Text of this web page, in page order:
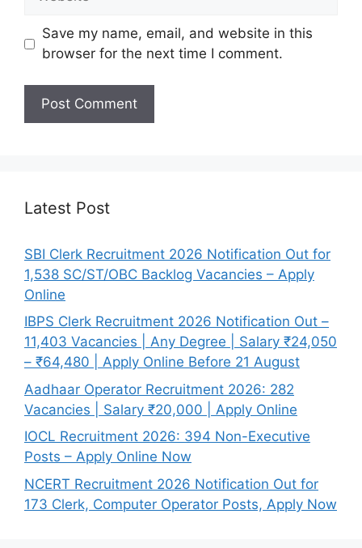
Save my name, email, and website in this
browser for the next time I comment.
Latest Post
SBI Clerk Recruitment 2026 Notification Out for
1,538 SC/ST/OBC Backlog Vacancies – Apply
Online
IBPS Clerk Recruitment 2026 Notification Out –
11,403 Vacancies | Any Degree | Salary ₹24,050
– ₹64,480 | Apply Online Before 21 August
Aadhaar Operator Recruitment 2026: 282
Vacancies | Salary ₹20,000 | Apply Online
IOCL Recruitment 2026: 394 Non-Executive
Posts – Apply Online Now
NCERT Recruitment 2026 Notification Out for
173 Clerk, Computer Operator Posts, Apply Now